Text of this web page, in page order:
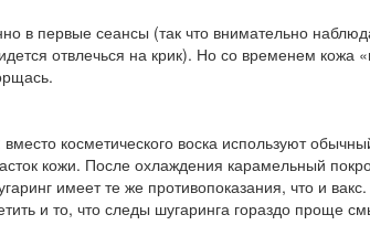
в первые сеансы (так что внимательно
отвлечься на крик). Но со временем кожа
косметического воска используют
кожи. После охлаждения карамельный
имеет те же противопоказания, что и
и то, что следы шугаринга гораздо проще